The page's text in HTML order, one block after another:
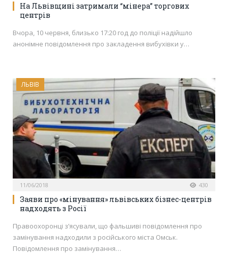
На Львівщині затримали “мінера” торгових
центрів
Вчора, 10 червня, близько 17:20 год до поліції надійшло
анонімне повідомлення про закладення вибухівки у…
ЛЬВІВ
11/06/2018 430
Заяви про «мінування» львівських бізнес-центрів
надходять з Росії
Правоохоронці з’ясували, що фальшиві повідомлення про
замінування надходили з російського міста Омськ.
Повідомлення про замінування…